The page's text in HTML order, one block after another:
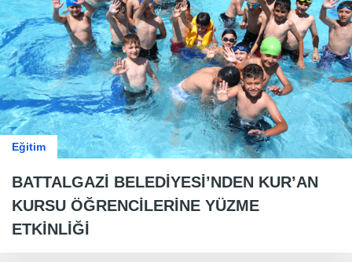
Eğitim
BATTALGAZİ BELEDİYESİ’NDEN KUR’AN
KURSU ÖĞRENCİLERİNE YÜZME
ETKİNLİĞİ